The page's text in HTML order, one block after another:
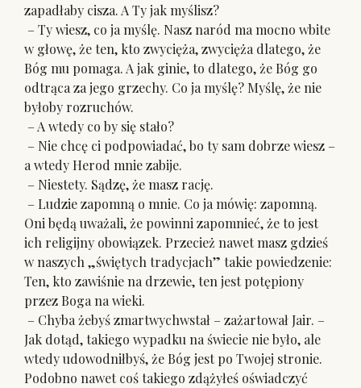
zapadłaby cisza. A Ty jak myślisz?
– Ty wiesz, co ja myślę. Nasz naród ma mocno wbite
w głowę, że ten, kto zwycięża, zwycięża dlatego, że
Bóg mu pomaga. A jak ginie, to dlatego, że Bóg go
odtrąca za jego grzechy. Co ja myślę? Myślę, że nie
byłoby rozruchów.
– A wtedy co by się stało?
– Nie chcę ci podpowiadać, bo ty sam dobrze wiesz –
a wtedy Herod mnie zabije.
– Niestety. Sądzę, że masz rację.
– Ludzie zapomną o mnie. Co ja mówię: zapomną.
Oni będą uważali, że powinni zapomnieć, że to jest
ich religijny obowiązek. Przecież nawet masz gdzieś
w naszych „świętych tradycjach” takie powiedzenie:
Ten, kto zawiśnie na drzewie, ten jest potępiony
przez Boga na wieki.
– Chyba żebyś zmartwychwstał – zażartował Jair. –
Jak dotąd, takiego wypadku na świecie nie było, ale
wtedy udowodniłbyś, że Bóg jest po Twojej stronie.
Podobno nawet coś takiego zdążyłeś oświadczyć